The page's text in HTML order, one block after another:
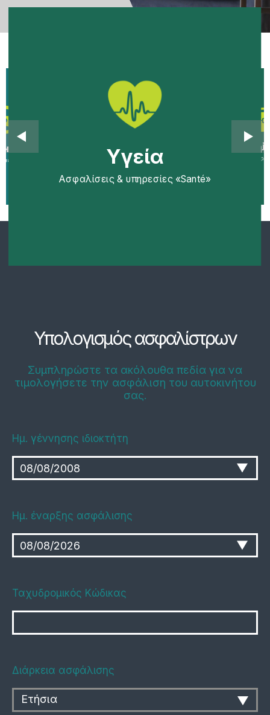
Υγεία
Ασφαλίσεις & υπηρεσίες «Santé»
Υγεία
Ασφαλίσεις & υπηρεσίες «Santé»
«Pilote»
Υπολογισμός ασφαλίστρων
Συμπληρώστε τα ακόλουθα πεδία για να
τιμολογήσετε την ασφάλιση του αυτοκινήτου
σας.
Ημ. γέννησης ιδιοκτήτη
Ημ. έναρξης ασφάλισης
Ταχυδρομικός Κώδικας
Διάρκεια ασφάλισης
Ετήσια